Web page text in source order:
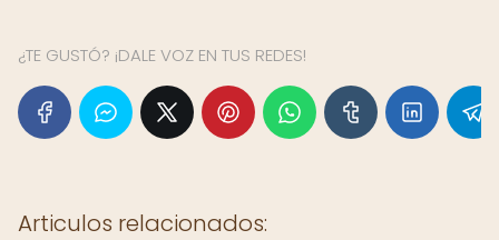
¿TE GUSTÓ? ¡DALE VOZ EN TUS REDES!
Articulos relacionados: